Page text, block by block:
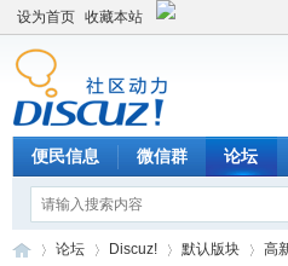
设为首页 收藏本站
便民信息 微信群 论坛
论坛 Discuz! 默认版块 高